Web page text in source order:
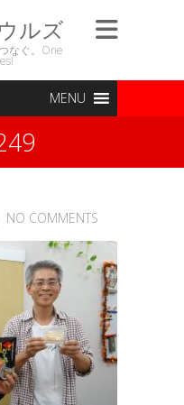
ルズ
なぐ。One
MENU
NO COMMENTS